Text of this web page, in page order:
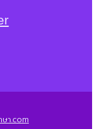
า.com